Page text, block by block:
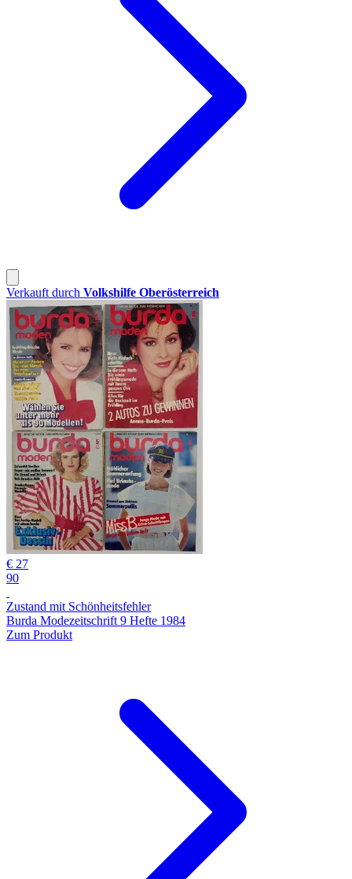
Verkauft durch Volkshilfe Oberösterreich
€ 27
90
Zustand mit Schönheitsfehler
Burda Modezeitschrift 9 Hefte 1984
Zum Produkt